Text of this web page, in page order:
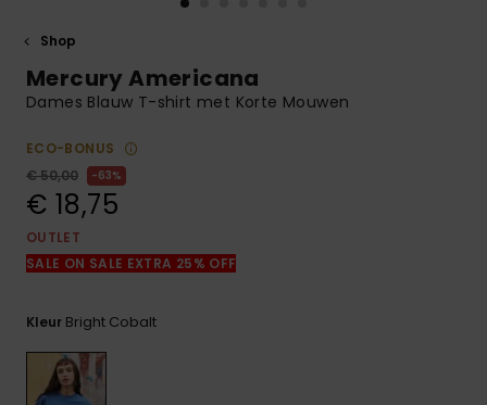
antwoorden op
de meest
VERLANGLIJST
Shop
Mercury Americana
Dames Blauw T-shirt met Korte Mouwen
ECO-BONUS
€ 50,00
63%
€ 18,75
OUTLET
SALE ON SALE EXTRA 25% OFF
Kleur Bright Cobalt